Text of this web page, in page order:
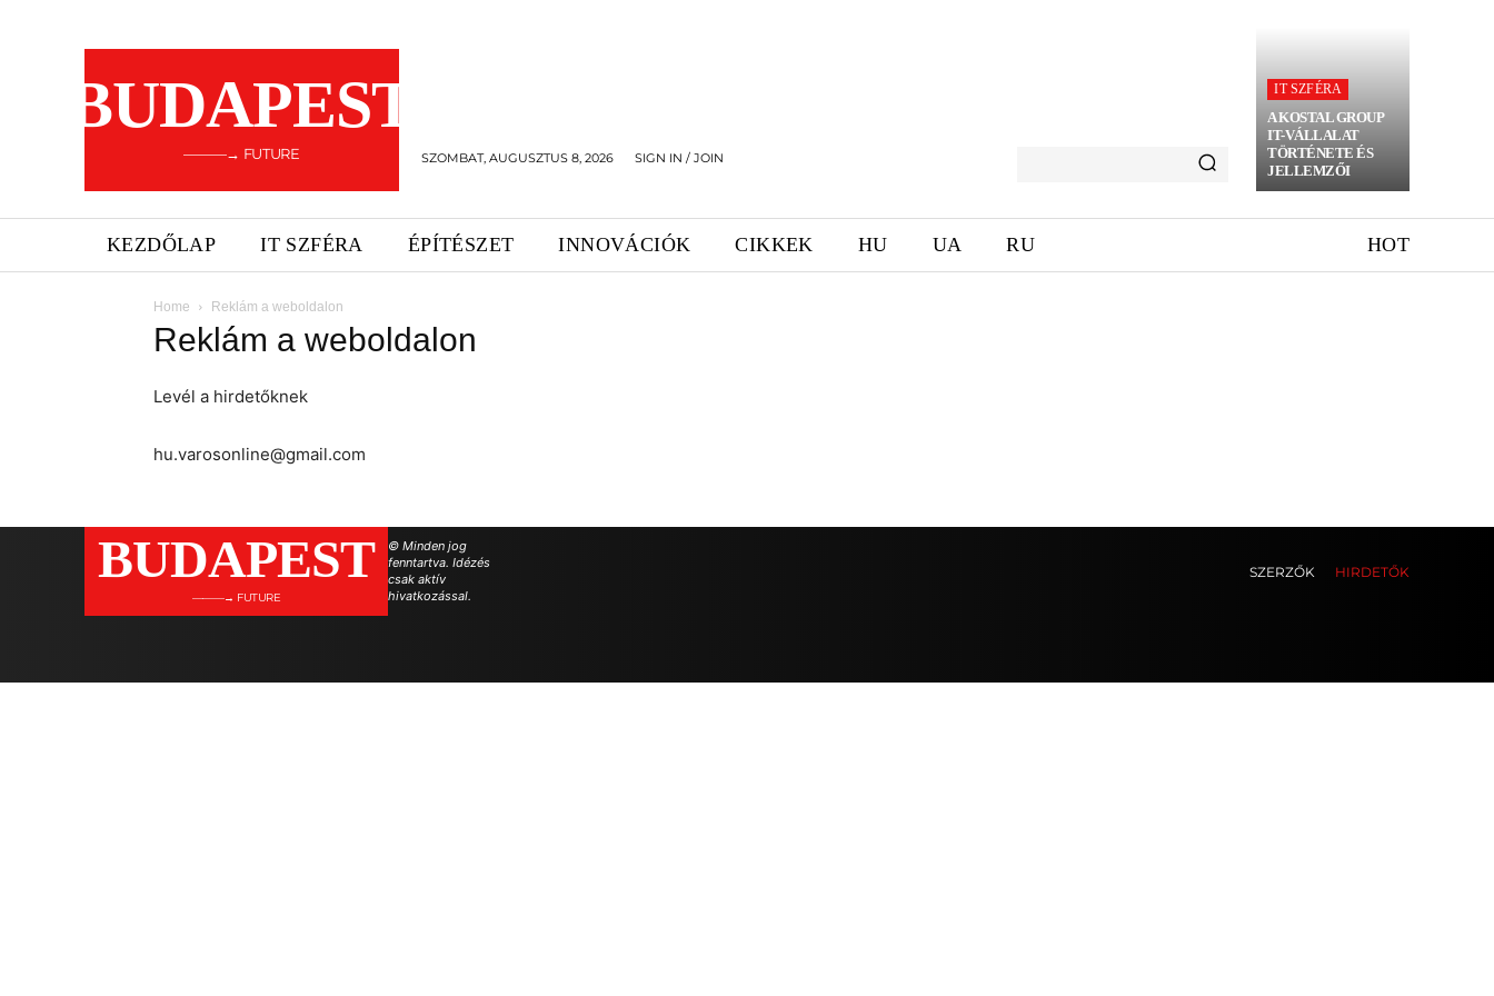
BUDAPEST
———→ FUTURE SZOMBAT, AUGUSZTUS 8, 2026 SIGN IN / JOIN
IT SZFÉRA
A KOSTAL GROUP
IT-VÁLLALAT
TÖRTÉNETE ÉS
JELLEMZŐI
KEZDŐLAP IT SZFÉRA ÉPÍTÉSZET INNOVÁCIÓK CIKKEK HU UA RU HOT
Home Reklám a weboldalon
Reklám a weboldalon
Levél a hirdetőknek
hu.varosonline@gmail.com
BUDAPEST
———→ FUTURE
© Minden jog
fenntartva. Idézés
csak aktív
hivatkozással.
SZERZŐK HIRDETŐK